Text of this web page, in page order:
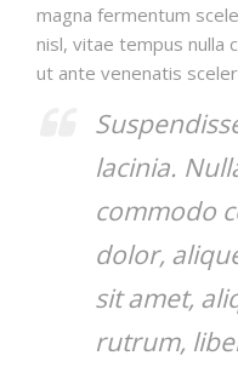
magna fermentum
nisl, vitae tempus nulla
ut ante venenatis
lacinia.
commodo
dolor,
sit amet,
rutrum,